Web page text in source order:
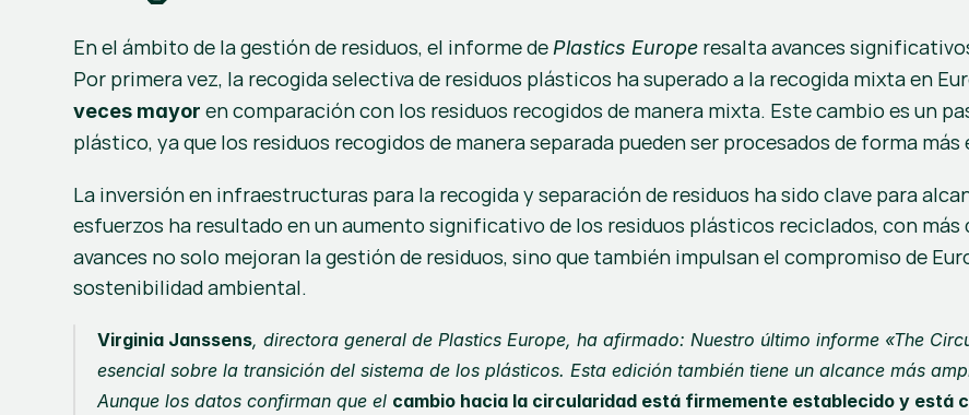
En el ámbito de la gestión de residuos, el informe de Plastics Europe resalta avances
Por primera vez, la recogida selectiva de residuos plásticos ha superado a la recogida mixta en
veces mayor en comparación con los residuos recogidos de manera mixta. Este cambio es un
plástico, ya que los residuos recogidos de manera separada pueden ser procesados de forma
La inversión en infraestructuras para la recogida y separación de residuos ha sido clave para
esfuerzos ha resultado en un aumento significativo de los residuos plásticos reciclados, con más
avances no solo mejoran la gestión de residuos, sino que también impulsan el compromiso de
sostenibilidad ambiental.
Virginia Janssens, directora general de Plastics Europe, ha afirmado: Nuestro último informe «The
esencial sobre la transición del sistema de los plásticos. Esta edición también tiene un alcance más
Aunque los datos confirman que el cambio hacia la circularidad está firmemente establecido y está